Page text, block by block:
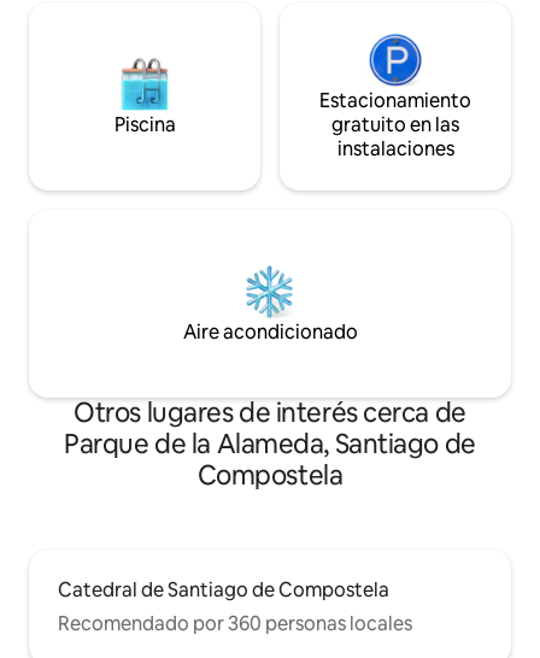
Piscina
Estacionamiento
gratuito en las
instalaciones
Aire acondicionado
Otros lugares de interés cerca de
Parque de la Alameda, Santiago de
Compostela
Catedral de Santiago de Compostela
Recomendado por 360 personas locales